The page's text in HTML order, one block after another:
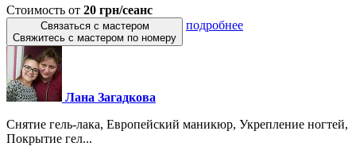
Стоимость от 20 грн/сеанс
Связаться с мастером
Свяжитесь с мастером по номеру
подробнее
Лана Загадкова
Снятие гель-лака, Европейский маникюр, Укрепление ногтей,
Покрытие гел...